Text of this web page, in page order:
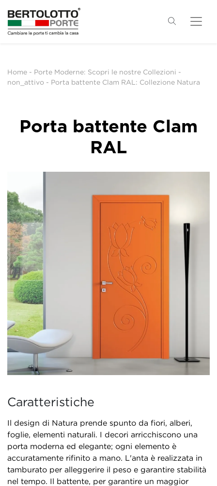
Home - Porte Moderne: Scopri le nostre Collezioni -
non_attivo - Porta battente Clam RAL: Collezione Natura
Porta battente Clam
RAL
Caratteristiche
Il design di Natura prende spunto da fiori, alberi,
foglie, elementi naturali. I decori arricchiscono una
porta moderna ed elegante; ogni elemento è
accuratamente rifinito a mano. L'anta è realizzata in
tamburato per alleggerire il peso e garantire stabilità
nel tempo. Il battente, per garantire un maggior